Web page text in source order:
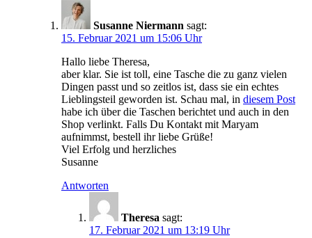
Susanne Niermann sagt:
15. Februar 2021 um 15:06 Uhr
Hallo liebe Theresa,
aber klar. Sie ist toll, eine Tasche die zu ganz vielen
Dingen passt und so zeitlos ist, dass sie ein echtes
Lieblingsteil geworden ist. Schau mal, in diesem Post
habe ich über die Taschen berichtet und auch in den
Shop verlinkt. Falls Du Kontakt mit Maryam
aufnimmst, bestell ihr liebe Grüße!
Viel Erfolg und herzliches
Susanne
Antworten
Theresa sagt:
17. Februar 2021 um 13:19 Uhr